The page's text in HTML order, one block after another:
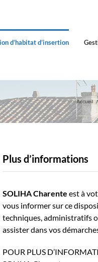
d’habitat d’insertion
Accueil
Plus d’informations
SOLIHA Charente est à
vous informer sur ce
techniques, administratifs
assister dans vos
POUR PLUS